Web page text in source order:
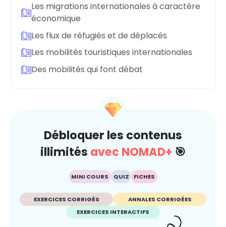
Les migrations internationales à caractère
économique
Les flux de réfugiés et de déplacés
Les mobilités touristiques internationales
Des mobilités qui font débat
Débloquer les contenus
illimités avec NOMAD+ 🎯
MINI COURS QUIZ FICHES
EXERCICES CORRIGÉS
ANNALES CORRIGÉES
EXERCICES INTERACTIFS